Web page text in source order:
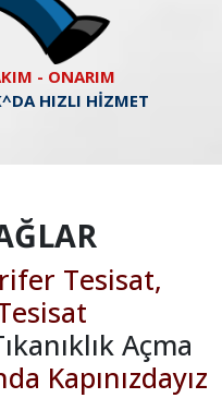
- ONARIM
HIZLI HİZMET
Tesisat,
Açma
Kapınızdayız